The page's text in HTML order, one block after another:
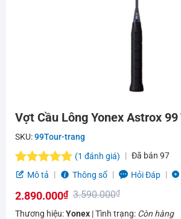
Vợt Cầu Lông Yonex Astrox 99
SKU:99Tour-trang
5.0trên 5
1
đánh giá
(1 đánh giá) Đã bán 97
Mô tả
Thông số Hỏi Đáp
3.590.000₫
Giá
2.890.000₫
Giá
Thương hiệu:Yonex| Tình trạng: Còn hàng